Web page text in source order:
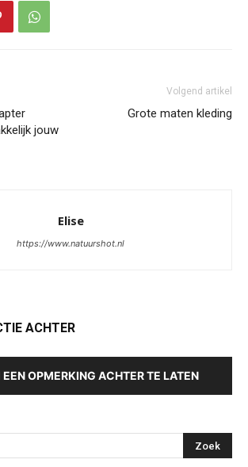
jouw
Volgend artikel
Grote maten kleding
Elise
https://www.natuurshot.nl
ACHTER
OPMERKING ACHTER TE LATEN